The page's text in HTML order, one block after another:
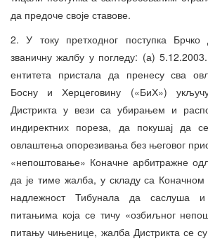
да предоче своје ставове.
2. У току претходног поступка Брчко
званичну жалбу у погледу: (а)
ентитета пристала да пренесу сва
Босну и Херцеговину («БиХ»)
Дистрикта у вези са убирањем и
индиректних пореза, да покушај да
овлаштења опорезивања без његовог
«непоштовање» Коначне арбитражне
да је тиме жалба, у складу са Коначном
надлежност Тибунала да саслуша
питањима која се тичу «озбиљног
питању чињенице, жалба Дистрикта се